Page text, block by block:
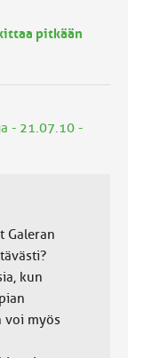
pitkään
- 21.07.10 -
Galeran
kun
voi myös